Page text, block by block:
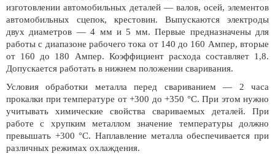
изготовлении автомобильных деталей — валов, осей, элементов
автомобильных сцепок, крестовин. Выпускаются электроды
двух диаметров — 4 мм и 5 мм. Первые предназначены для
работы с диапазоне рабочего тока от 140 до 160 Ампер, вторые
от 160 до 180 Ампер. Коэффициент расхода составляет 1,8.
Допускается работать в нижнем положении сваривания.
Условия обработки металла перед свариванием — 2 часа
прокалки при температуре от +300 до +350 °С. При этом нужно
учитывать химические свойства свариваемых деталей. При
работе с хрупким металлом значение температуры должно
превышать +300 °С. Наплавление металла обеспечивается при
различных режимах охлаждения.